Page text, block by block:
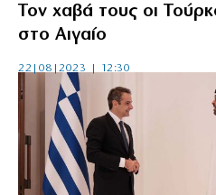
Τον χαβά τους οι
στο Αιγαίο
22|08|2023 | 12:30